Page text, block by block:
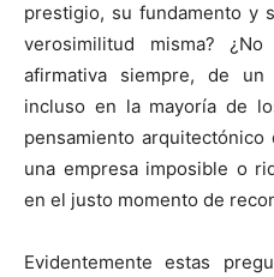
prestigio, su fundamento y
verosimilitud misma?
afirmativa siempre, de
incluso en la mayoría de
pensamiento
una empresa imposible o
en el justo momento de
Evidentemente estas